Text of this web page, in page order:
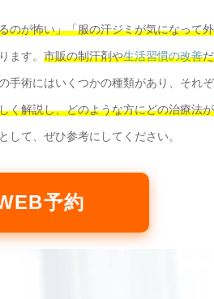
のが怖い」「服の汗ジミが気になって
ます。 市販の制汗剤や生活習慣の改善
術にはいくつかの種類があり、それ
く解説し、どのような方にどの治療法
て、ぜひ参考にしてください。
予約